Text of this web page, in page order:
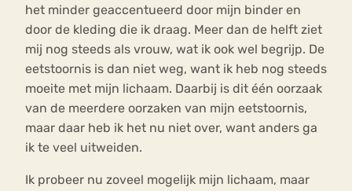
het minder geaccentueerd door mijn binder en
door de kleding die ik draag. Meer dan de helft ziet
mij nog steeds als vrouw, wat ik ook wel begrijp. De
eetstoornis is dan niet weg, want ik heb nog steeds
moeite met mijn lichaam. Daarbij is dit één oorzaak
van de meerdere oorzaken van mijn eetstoornis,
maar daar heb ik het nu niet over, want anders ga
ik te veel uitweiden.
Ik probeer nu zoveel mogelijk mijn lichaam, maar